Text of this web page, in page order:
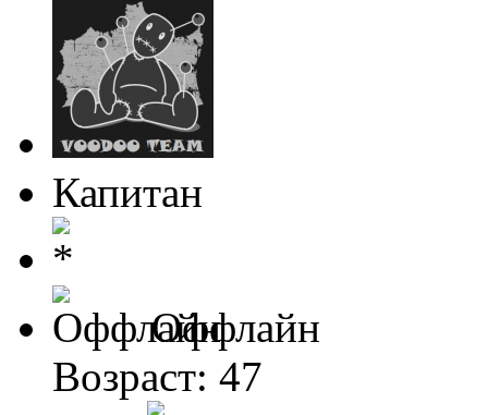
Капитан
Оффлайн
Возраст: 47